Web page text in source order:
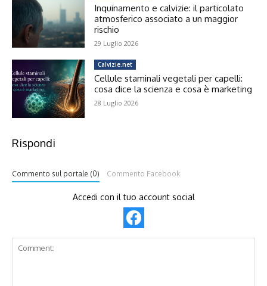
Inquinamento e calvizie: il particolato
atmosferico associato a un maggior
rischio
29 Luglio 2026
Calvizie.net
Cellule staminali vegetali per capelli:
cosa dice la scienza e cosa è marketing
28 Luglio 2026
Rispondi
Commento sul portale (0) Commento Facebook
Accedi con il tuo account social